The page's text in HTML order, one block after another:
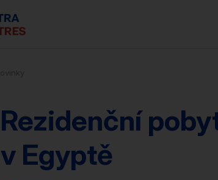
Rezidenční
v Egyptě